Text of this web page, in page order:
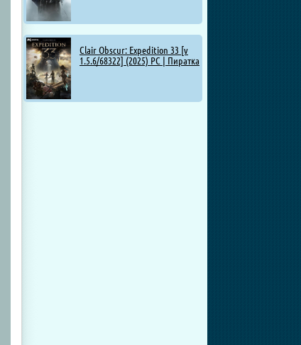
Clair Obscur: Expedition 33 [v
1.5.6/68322] (2025) PC | Пиратка